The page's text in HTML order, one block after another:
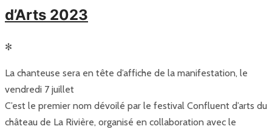
d’Arts 2023
✻
La chanteuse sera en tête d’affiche de la manifestation, le
vendredi 7 juillet
C’est le premier nom dévoilé par le festival Confluent d’arts du
château de La Rivière, organisé en collaboration avec le